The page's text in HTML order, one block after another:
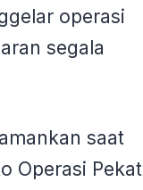
operasi
segala
saat
Operasi Pekat